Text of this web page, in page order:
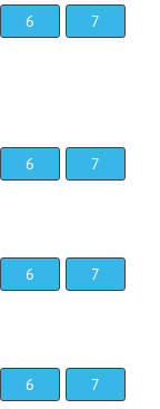
6
7
6
7
6
7
6
7